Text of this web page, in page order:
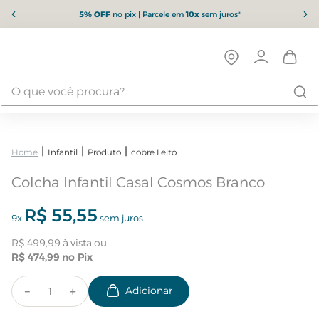
5% OFFno pix | Parcele em10xsem juros*
Infantil Produto cobre Leito
Colcha Infantil Casal Cosmos Branco
9x R$ 55,55 sem juros
R$ 499,99
R$ 474,99
＋
－